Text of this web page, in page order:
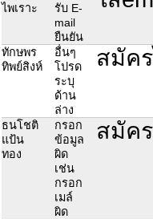
ไพเราะ
รับ E-
mail
ยืนยัน
ทักษพร
ทิพย์สิงห์
อื่นๆ
โปรด
ระบุ
ด้าน
ล่าง
สมัค
ธนโชติ
แป้น
ทอง
กรอก
ข้อมูล
ผิด
เช่น
กรอก
เมล์
ผิด
สมัค